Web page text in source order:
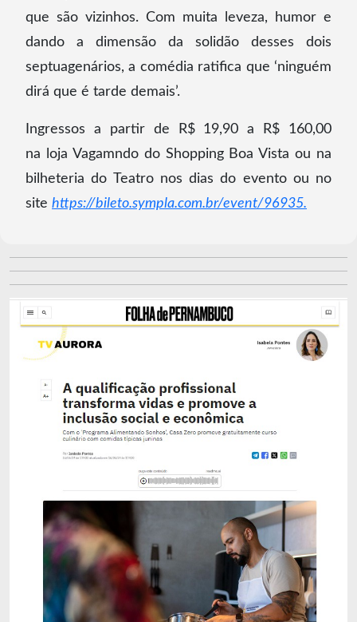
que são vizinhos. Com muita leveza, humor e
dando a dimensão da solidão desses dois
septuagenários, a comédia ratifica que ‘ninguém
dirá que é tarde demais’.
Ingressos a partir de R$ 19,90 a R$ 160,00
na loja Vagamndo do Shopping Boa Vista ou na
bilheteria do Teatro nos dias do evento ou no
site https://bileto.sympla.com.br/event/96935.